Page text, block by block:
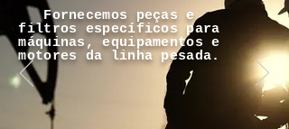
Fornecemos peças e
filtros específicos para
máquinas, equipamentos e
motores da linha pesada.